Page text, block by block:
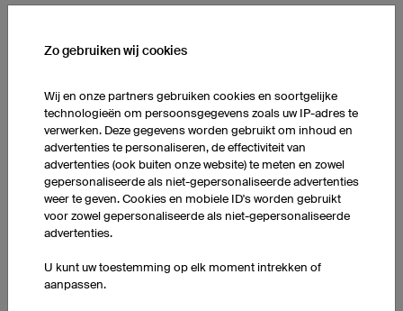
Tel: +49 (941) 890 5500
Contact Engelstalig
Tel: +49 (941) 890 550 800
info@owayo.co.uk
Zo gebruiken wij cookies
Wij en onze partners gebruiken cookies en soortgelijke
technologieën om persoonsgegevens zoals uw IP-adres te
verwerken. Deze gegevens worden gebruikt om inhoud en
advertenties te personaliseren, de effectiviteit van
advertenties (ook buiten onze website) te meten en zowel
gepersonaliseerde als niet-gepersonaliseerde advertenties
weer te geven. Cookies en mobiele ID's worden gebruikt
voor zowel gepersonaliseerde als niet-gepersonaliseerde
advertenties.
U kunt uw toestemming op elk moment intrekken of
aanpassen.